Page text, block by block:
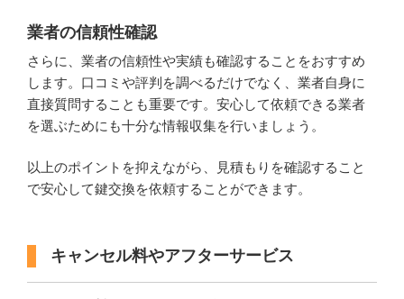
業者の信頼性確認
さらに、業者の信頼性や実績も確認することをおすすめ
します。口コミや評判を調べるだけでなく、業者自身に
直接質問することも重要です。安心して依頼できる業者
を選ぶためにも十分な情報収集を行いましょう。
以上のポイントを抑えながら、見積もりを確認すること
で安心して鍵交換を依頼することができます。
キャンセル料やアフターサービス